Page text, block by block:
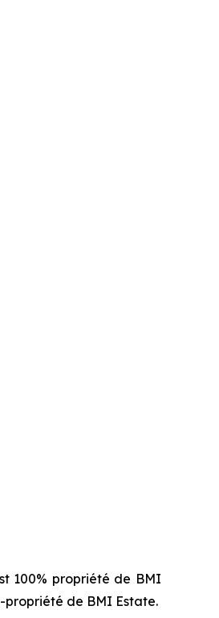
100% propriété de BMI
propriété de BMI Estate.